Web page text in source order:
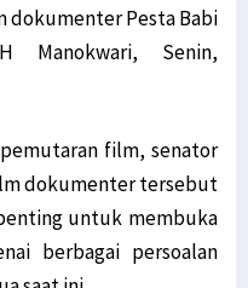
dokumenter Pesta Babi
Manokwari, Senin,
film, senator
dokumenter tersebut
untuk membuka
berbagai persoalan